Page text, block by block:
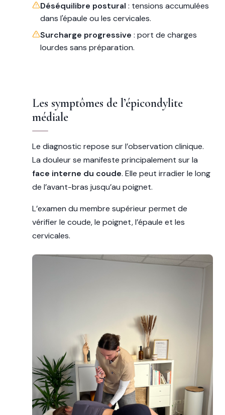
Déséquilibre postural : tensions accumulées
dans l'épaule ou les cervicales.
Surcharge progressive : port de charges
lourdes sans préparation.
Les symptômes de l’épicondylite
médiale
Le diagnostic repose sur l’observation clinique.
La douleur se manifeste principalement sur la
face interne du coude. Elle peut irradier le long
de l’avant-bras jusqu’au poignet.
L’examen du membre supérieur permet de
vérifier le coude, le poignet, l’épaule et les
cervicales.